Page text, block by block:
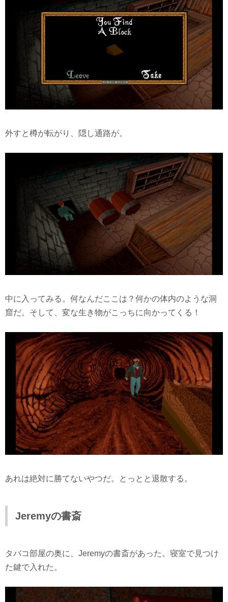
外すと樽が転がり、隠し通路が。
中に入ってみる。何なんだここは？何かの体内のような洞
窟だ。そして、変な生き物がこっちに向かってくる！
あれは絶対に勝てないやつだ。とっとと退散する。
Jeremyの書斎
タバコ部屋の奥に、Jeremyの書斎があった。寝室で見つけ
た鍵で入れた。